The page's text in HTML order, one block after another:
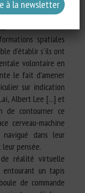
tard sur ces lieux,
visiter, les mêmes
spatiales
d’établir s’ils ont
volontaire en
le fait d’amener
sur indication
Albert Lee […] et
de contourner ce
cerveau-machine
dans leur
pensée.
de réalité virtuelle
entourant un tapis
de commande